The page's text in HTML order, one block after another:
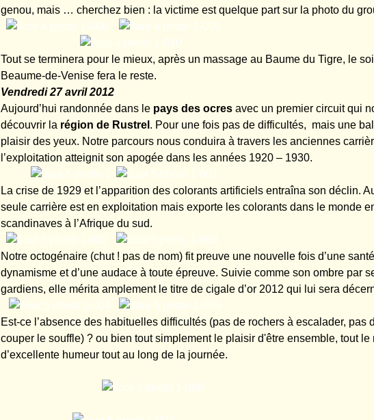
genou, mais … cherchez bien : la victime est quelque part sur la photo du
Tout se terminera pour le mieux, après un massage au Baume du Tigre, le
Beaume-de-Venise fera le reste.
Vendredi 27 avril 2012
Aujourd’hui randonnée dans le pays des ocres avec un premier circuit qui
découvrir la région de Rustrel . Pour une fois pas de difficultés, mais une
plaisir des yeux. Notre parcours nous conduira à travers les anciennes
l’exploitation atteignit son apogée dans les années 1920 – 1930.
La crise de 1929 et l’apparition des colorants artificiels entraîna son déclin.
seule carrière est en exploitation mais exporte les colorants dans le monde
scandinaves à l’Afrique du sud.
Notre octogénaire (chut ! pas de nom) fit preuve une nouvelle fois d’une
dynamisme et d’une audace à toute épreuve. Suivie comme son ombre par
gardiens, elle mérita amplement le titre de cigale d’or 2012 qui lui sera
Est-ce l’absence des habituelles difficultés (pas de rochers à escalader, pas
couper le souffle) ? ou bien tout simplement le plaisir d'être ensemble, tout le
d’excellente humeur tout au long de la journée.